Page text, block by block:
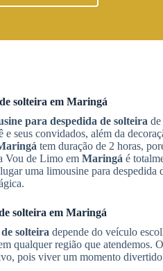
solteira em Maringá
para despedida de solteira de
seus convidados, além da
tem duração de 2 horas,
Vou de Limo em Maringá é
uma limousine para
solteira em Maringá
solteira depende do veículo
qualquer região que atendemos. O
pois viver um momento divertido